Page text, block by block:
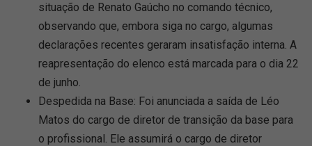
situação de Renato Gaúcho no comando técnico,
observando que, embora siga no cargo, algumas
declarações recentes geraram insatisfação interna. A
reapresentação do elenco está marcada para o dia 22
de junho.
Despedida na Base: Foi anunciada a saída de Léo
Matos do cargo de diretor de transição da base para
o profissional. Ele assumirá o cargo de diretor